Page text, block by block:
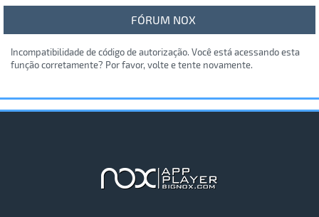
FÓRUM NOX
Incompatibilidade de código de autorização. Você está acessando esta
função corretamente? Por favor, volte e tente novamente.